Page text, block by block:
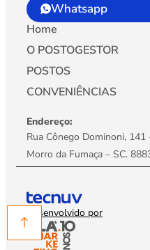
Whatsapp
Home
O POSTOGESTOR
POSTOS
CONVENIÊNCIAS
Endereço:
Rua Cônego Dominoni,
Morro da Fumaça – SC.
Desenvolvido por